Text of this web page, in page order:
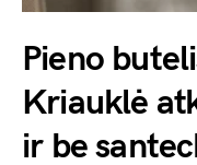
Pieno
Kriauklė
ir be